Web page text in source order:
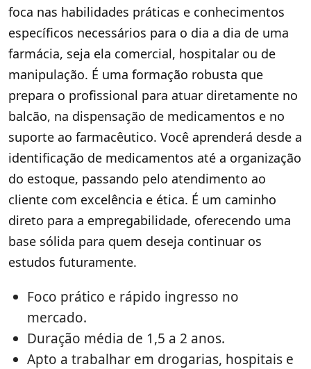
foca nas habilidades práticas e conhecimentos
específicos necessários para o dia a dia de uma
farmácia, seja ela comercial, hospitalar ou de
manipulação. É uma formação robusta que
prepara o profissional para atuar diretamente no
balcão, na dispensação de medicamentos e no
suporte ao farmacêutico. Você aprenderá desde a
identificação de medicamentos até a organização
do estoque, passando pelo atendimento ao
cliente com excelência e ética. É um caminho
direto para a empregabilidade, oferecendo uma
base sólida para quem deseja continuar os
estudos futuramente.
Foco prático e rápido ingresso no
mercado.
Duração média de 1,5 a 2 anos.
Apto a trabalhar em drogarias, hospitais e